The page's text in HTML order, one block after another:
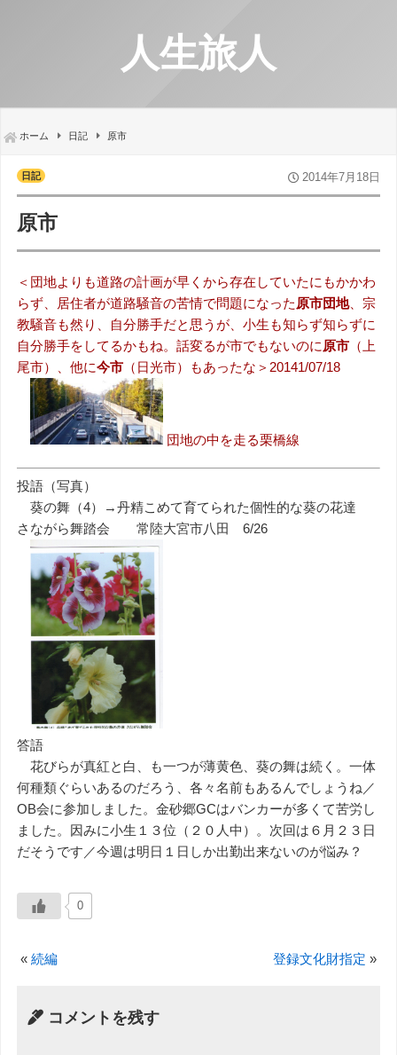
人生旅人
ホーム 日記 原市
日記 2014年7月18日
原市
＜団地よりも道路の計画が早くから存在していたにもかかわ
らず、居住者が道路騒音の苦情で問題になった 原市団地、宗
教騒音も然り、自分勝手だと思うが、小生も知らず知らずに
自分勝手をしてるかもね。話変るが市でもないのに 原市（上
尾市）、他に今市（日光市）もあったな＞20141/07/18
団地の中を走る栗橋線
投語（写真）
葵の舞（4）→丹精こめて育てられた個性的な葵の花達
さながら舞踏会 常陸大宮市八田 6/26
答語
花びらが真紅と白、も一つが薄黄色、葵の舞は続く。一体
何種類ぐらいあるのだろう、各々名前もあるんでしょうね／
OB会に参加しました。金砂郷GCはバンカーが多くて苦労し
ました。因みに小生１３位（２０人中）。次回は６月２３日
だそうです／今週は明日１日しか出勤出来ないのが悩み？
0
« 続編 登録文化財指定 »
コメントを残す